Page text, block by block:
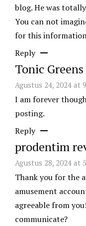
blog. He was
You can not
for this
Reply
Tonic Greens
Agustus 24, 2024 at
I am forever
posting.
Reply
prodentim
Agustus 28, 2024 at
Thank you for the
amusement
agreeable from
communicate?